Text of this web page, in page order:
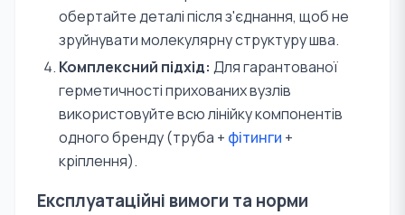
обертайте деталі після з'єднання, щоб не
зруйнувати молекулярну структуру шва.
Комплексний підхід: Для гарантованої
герметичності прихованих вузлів
використовуйте всю лінійку компонентів
одного бренду (труба + фітинги +
кріплення).
Експлуатаційні вимоги та норми